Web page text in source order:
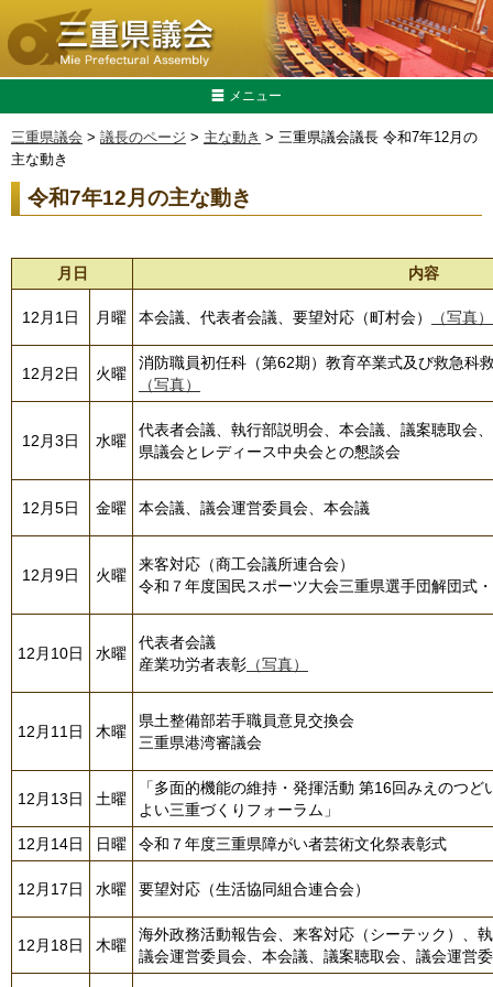
メニュー
三重県議会 > 議長のページ > 主な動き > 三重県議会議長 令和7年12月の
主な動き
令和7年12月の主な動き
月日 内容
12月1日 月曜 本会議、代表者会議、要望対応（町村会） （写真）
12月2日 火曜
消防職員初任科（第62期）教育卒業式及び救急科
（写真）
12月3日 水曜
代表者会議、執行部説明会、本会議、議案聴取会
県議会とレディース中央会との懇談会
12月5日 金曜 本会議、議会運営委員会、本会議
12月9日 火曜
来客対応（商工会議所連合会）
令和７年度国民スポーツ大会三重県選手団解団式
12月10日 水曜
代表者会議
産業功労者表彰 （写真）
12月11日 木曜
県土整備部若手職員意見交換会
三重県港湾審議会
12月13日 土曜
「多面的機能の維持・発揮活動 第16回みえのつ
よい三重づくりフォーラム」
12月14日
日曜 令和７年度三重県障がい者芸術文化祭表彰式
12月17日 水曜 要望対応（生活協同組合連合会）
12月18日 木曜
海外政務活動報告会、来客対応（シーテック）、
議会運営委員会、本会議、議案聴取会、議会運営